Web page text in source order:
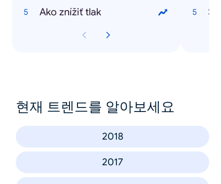
Ako znížiť tlak
현재 트렌드를 알아보세요
2018
2017